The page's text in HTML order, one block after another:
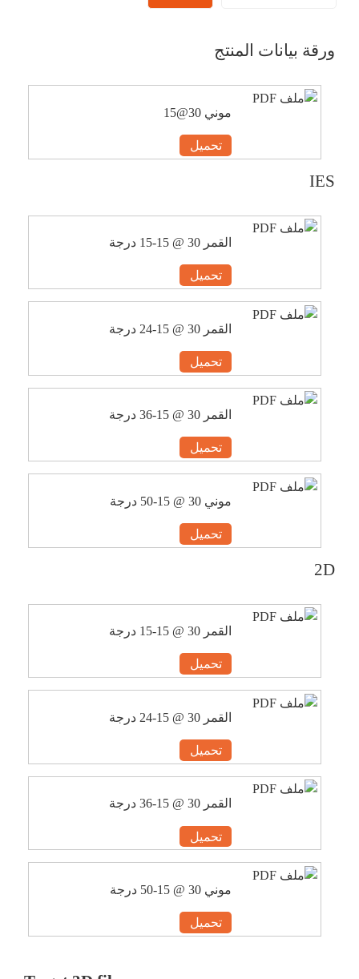
ورقة بيانات المنتج
موني 30@15
تحميل
IES
القمر 30 @ 15-15 درجة
تحميل
القمر 30 @ 15-24 درجة
تحميل
القمر 30 @ 15-36 درجة
تحميل
موني 30 @ 15-50 درجة
تحميل
2D
القمر 30 @ 15-15 درجة
تحميل
القمر 30 @ 15-24 درجة
تحميل
القمر 30 @ 15-36 درجة
تحميل
موني 30 @ 15-50 درجة
تحميل